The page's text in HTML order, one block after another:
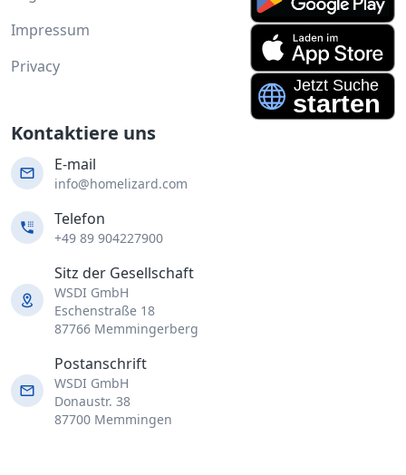
Impressum
Privacy
Kontaktiere uns
E-mail
info@homelizard.com
Telefon
+49 89 904227900
Sitz der Gesellschaft
WSDI GmbH
Eschenstraße 18
87766 Memmingerberg
Postanschrift
WSDI GmbH
Donaustr. 38
87700 Memmingen